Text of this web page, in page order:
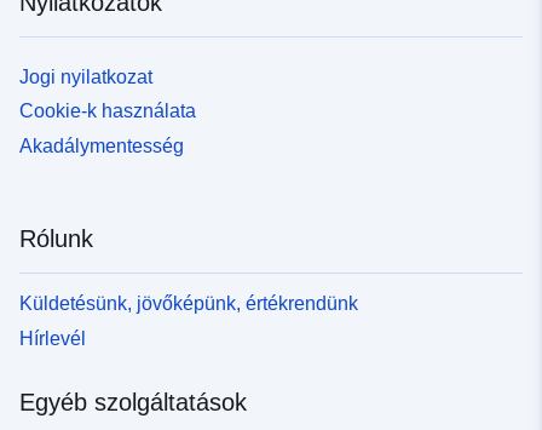
Jogi nyilatkozat
Cookie-k használata
Akadálymentesség
Rólunk
Küldetésünk, jövőképünk, értékrendünk
Hírlevél
Egyéb szolgáltatások